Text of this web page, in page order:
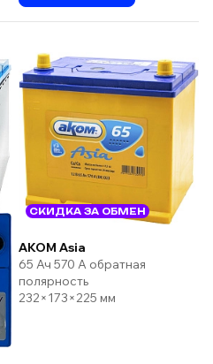
СКИДКА ЗА ОБМЕН
AKOM Asia
65 Ач 570 А обратная
полярность
232×173×225 мм